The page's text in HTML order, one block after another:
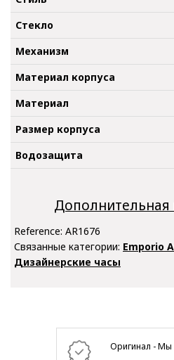
Стекло
Механизм
Материал корпуса
Материал
Размер корпуса
Водозащита
Reference: AR1676
Связанные категории: Emporio
Дизайнерские часы
Оригинал - Мы